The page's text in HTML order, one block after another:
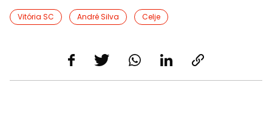
Vitória SC André Silva Celje